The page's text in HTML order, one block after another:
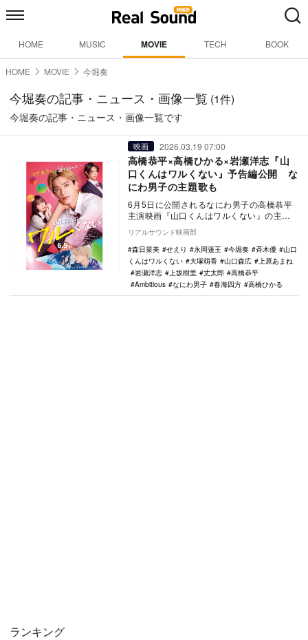
HOME MUSIC MOVIE TECH BOOK
HOME MOVIE 今堀奏
今堀奏の記事・ニュース・画像一覧 (1件)
今堀奏の記事・ニュース・画像一覧です
映画 2026.03.19 07:00
高橋恭平×高橋ひかる×岩瀬洋志『山
口くんはワルくない』予告編公開 な
にわ男子の主題歌も
6月5日に公開されるなにわ男子の高橋恭平
主演映画『山口くんはワルくない』の主題
歌入り予告編とメインビジュアルが公開さ
れた。 …
リアルサウンド映画部
森日菜美
せえり 永岡蓮王 今堀奏 斉木優
山口
くんはワルくない
大塚萌香 山口森広
上原あまね
岩瀬洋志
上坂樹里 丈太郎
高橋恭平
Ambitious
なにわ男子 春海四方 高橋ひかる
ランキング